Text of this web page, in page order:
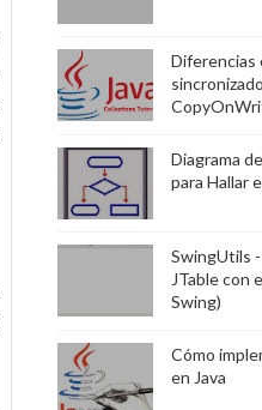
Diferencias
Diagrama
para Hallar
SwingUtils
JTable con
Swing)
Cómo
en Java